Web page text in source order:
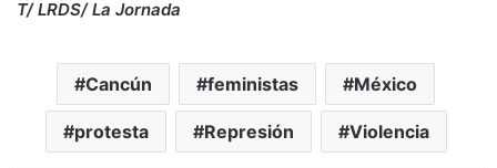
T/ LRDS/ La Jornada
Cancún feministas México
protesta Represión Violencia